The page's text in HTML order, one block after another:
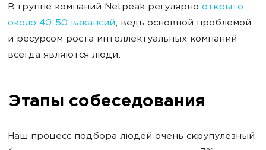
В группе компаний Netpeak регулярно открыто
около 40-50 вакансий, ведь основной проблемой
и ресурсом роста интеллектуальных компаний
всегда являются люди.
Этапы собеседования
Наш процесс подбора людей очень скрупулезный